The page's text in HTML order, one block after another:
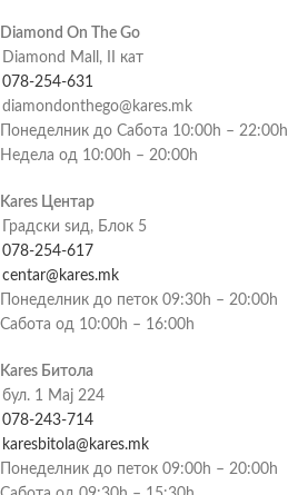
Diamond On The Go
Diamond Mall, II кат
078-254-631
diamondonthego@kares.mk
Понеделник до Сабота 10:00h – 22:00h
Недела од 10:00h – 20:00h
Kares Центар
Градски ѕид, Блок 5
078-254-617
centar@kares.mk
Понеделник до петок 09:30h – 20:00h
Сабота од 10:00h – 16:00h
Kares Битола
бул. 1 Мај 224
078-243-714
karesbitola@kares.mk
Понеделник до петок 09:00h – 20:00h